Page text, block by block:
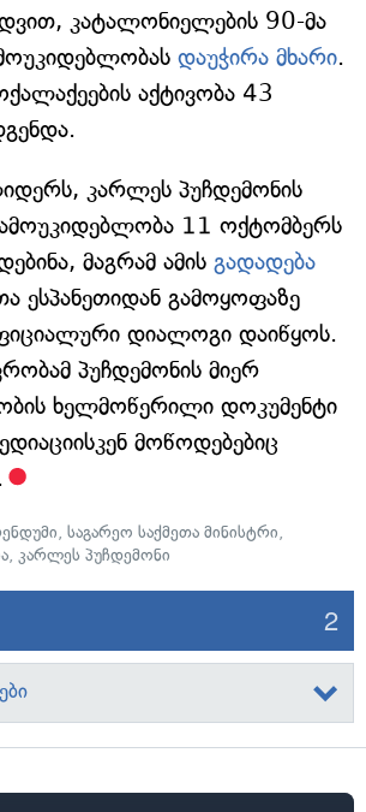
კატალონიელების 90-მა
დაუჭირა მხარი.
აქტივობა 43
კარლეს პუჩდემონის
11 ოქტომბერს
მაგრამ ამის გადადება
ესპანეთიდან გამოყოფაზე
დიალოგი დაიწყოს.
პუჩდემონის მიერ
ხელმოწერილი დოკუმენტი
მოწოდებებიც
, საგარეო საქმეთა მინისტრი,
, კარლეს პუჩდემონი
2